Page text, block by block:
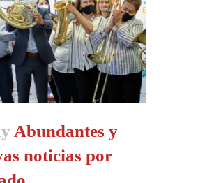
Abundantes y
noticias por